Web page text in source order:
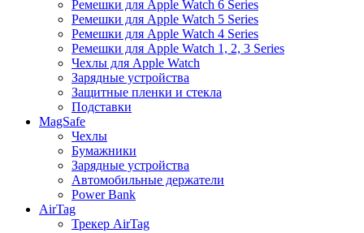
Ремешки для Apple Watch 6 Series
Ремешки для Apple Watch 5 Series
Ремешки для Apple Watch 4 Series
Ремешки для Apple Watch 1, 2, 3 Series
Чехлы для Apple Watch
Зарядные устройства
Защитные пленки и стекла
Подставки
MagSafe
Чехлы
Бумажники
Зарядные устройства
Автомобильные держатели
Power Bank
AirTag
Трекер AirTag